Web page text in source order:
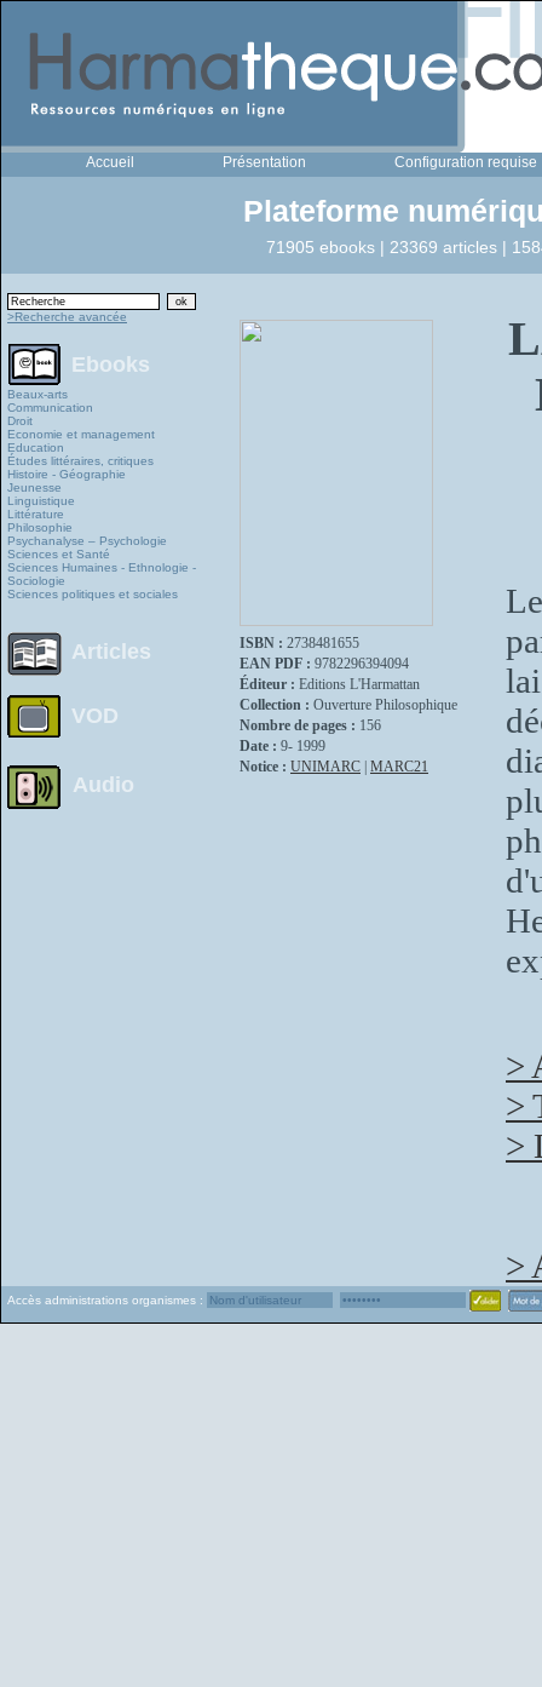
Accueil Présentation Configuration requise
Plateforme
71905 ebooks | 23369 articles |
>Recherche avancée
Ebooks
Beaux-arts
Communication
Droit
Economie et management
Education
Études littéraires, critiques
Histoire - Géographie
Jeunesse
Linguistique
Littérature
Philosophie
Psychanalyse – Psychologie
Sciences et Santé
Sciences Humaines - Ethnologie -
Sociologie
Sciences politiques et sociales
Articles
VOD
Audio
ISBN : 2738481655
EAN PDF : 9782296394094
Éditeur : Editions L'Harmattan
Collection : Ouverture Philosophique
Nombre de pages : 156
Date : 9- 1999
Notice : UNIMARC MARC21
>
>
>
>
Accès administrations organismes :